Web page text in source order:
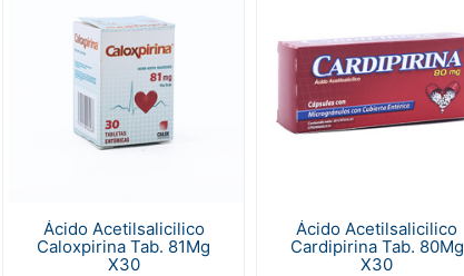
Ácido Acetilsalicilico
Caloxpirina Tab. 81Mg
X30
Ácido Acetilsalicilico
Cardipirina Tab. 80Mg
X30